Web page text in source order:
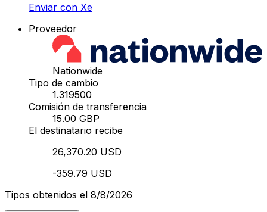
Enviar con Xe
Proveedor
Nationwide
Tipo de cambio
1.319500
Comisión de transferencia
15.00 GBP
El destinatario recibe
26,370.20 USD
-359.79 USD
Tipos obtenidos el 8/8/2026